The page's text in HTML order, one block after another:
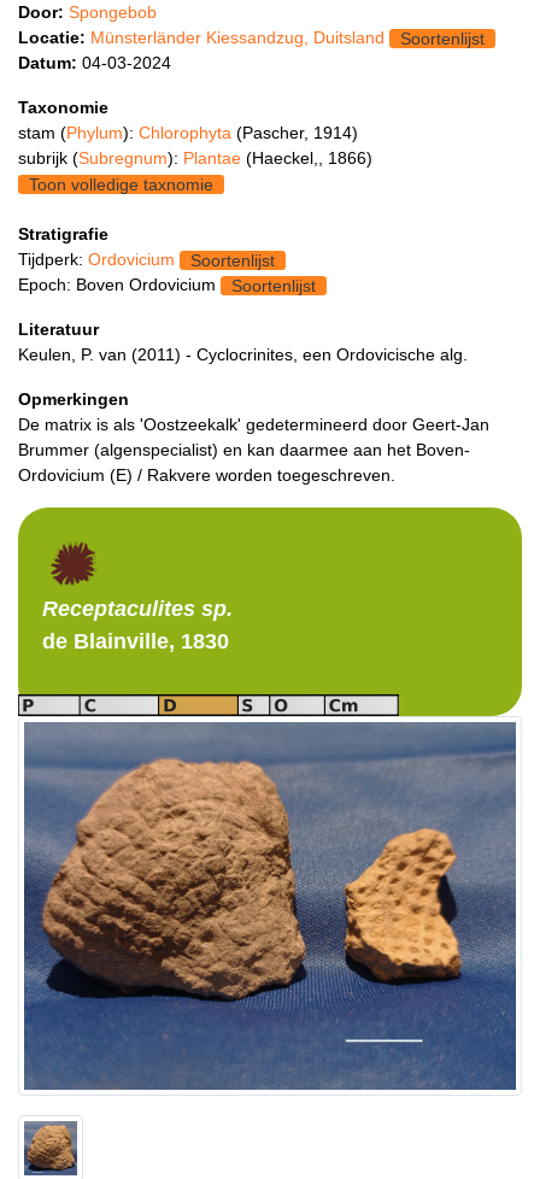
Door: Spongebob
Locatie: Münsterländer Kiessandzug, Duitsland
Soortenlijst
Datum: 04-03-2024
Taxonomie
stam (Phylum): Chlorophyta (Pascher, 1914)
subrijk (Subregnum): Plantae (Haeckel,, 1866)
Toon volledige taxnomie
Stratigrafie
Tijdperk: Ordovicium
Soortenlijst
Epoch: Boven Ordovicium
Soortenlijst
Literatuur
Keulen, P. van (2011) - Cyclocrinites, een Ordovicische alg.
Opmerkingen
De matrix is als 'Oostzeekalk' gedetermineerd door Geert-Jan
Brummer (algenspecialist) en kan daarmee aan het Boven-
Ordovicium (E) / Rakvere worden toegeschreven.
Receptaculites sp.
de Blainville, 1830